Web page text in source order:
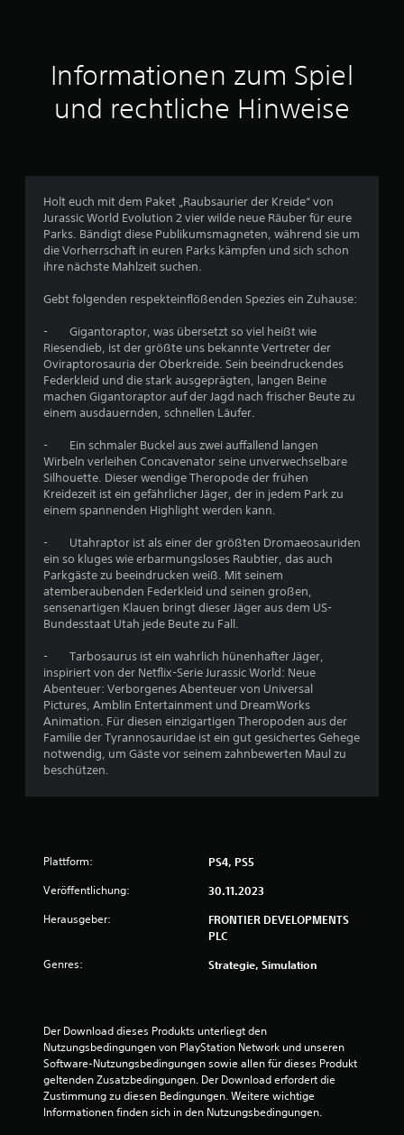
u
s
4
e
e
r
u
n
g
e
n
Informationen zum Spiel
und rechtliche Hinweise
Holt euch mit dem Paket „Raubsaurier der Kreide“ von
Jurassic World Evolution 2 vier wilde neue Räuber für eure
Parks. Bändigt diese Publikumsmagneten, während sie um
die Vorherrschaft in euren Parks kämpfen und sich schon
ihre nächste Mahlzeit suchen.
Gebt folgenden respekteinflößenden Spezies ein Zuhause:
- Gigantoraptor, was übersetzt so viel heißt wie
Riesendieb, ist der größte uns bekannte Vertreter der
Oviraptorosauria der Oberkreide. Sein beeindruckendes
Federkleid und die stark ausgeprägten, langen Beine
machen Gigantoraptor auf der Jagd nach frischer Beute zu
einem ausdauernden, schnellen Läufer.
- Ein schmaler Buckel aus zwei auffallend langen
Wirbeln verleihen Concavenator seine unverwechselbare
Silhouette. Dieser wendige Theropode der frühen
Kreidezeit ist ein gefährlicher Jäger, der in jedem Park zu
einem spannenden Highlight werden kann.
- Utahraptor ist als einer der größten Dromaeosauriden
ein so kluges wie erbarmungsloses Raubtier, das auch
Parkgäste zu beeindrucken weiß. Mit seinem
atemberaubenden Federkleid und seinen großen,
sensenartigen Klauen bringt dieser Jäger aus dem US-
Bundesstaat Utah jede Beute zu Fall.
- Tarbosaurus ist ein wahrlich hünenhafter Jäger,
inspiriert von der Netflix-Serie Jurassic World: Neue
Abenteuer: Verborgenes Abenteuer von Universal
Pictures, Amblin Entertainment und DreamWorks
Animation. Für diesen einzigartigen Theropoden aus der
Familie der Tyrannosauridae ist ein gut gesichertes Gehege
notwendig, um Gäste vor seinem zahnbewerten Maul zu
beschützen.
Plattform: PS4, PS5
Veröffentlichung: 30.11.2023
Herausgeber:
FRONTIER DEVELOPMENTS
PLC
Genres: Strategie, Simulation
Der Download dieses Produkts unterliegt den
Nutzungsbedingungen von PlayStation Network und unseren
Software-Nutzungsbedingungen sowie allen für dieses Produkt
geltenden Zusatzbedingungen. Der Download erfordert die
Zustimmung zu diesen Bedingungen. Weitere wichtige
Informationen finden sich in den Nutzungsbedingungen.